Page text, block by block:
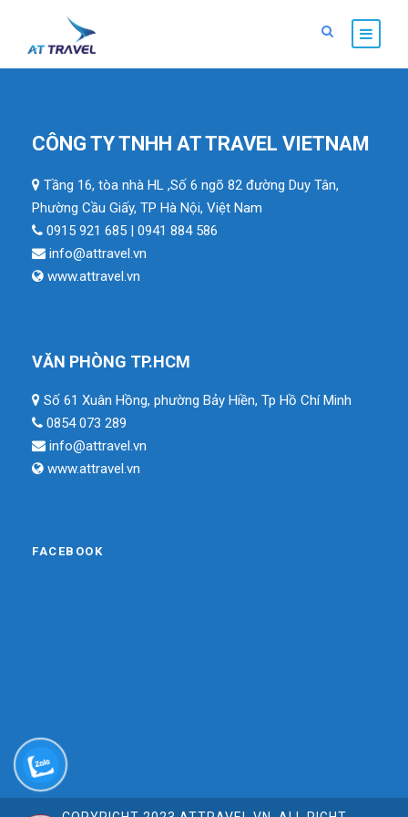
CÔNG TY TNHH AT TRAVEL VIETNAM
Tầng 16, tòa nhà HL ,Số 6 ngõ 82 đường Duy Tân,
Phường Cầu Giấy, TP Hà Nội, Việt Nam
0915 921 685 | 0941 884 586
info@attravel.vn
www.attravel.vn
VĂN PHÒNG TP.HCM
Số 61 Xuân Hồng, phường Bảy Hiền, Tp Hồ Chí Minh
0854 073 289
info@attravel.vn
www.attravel.vn
FACEBOOK